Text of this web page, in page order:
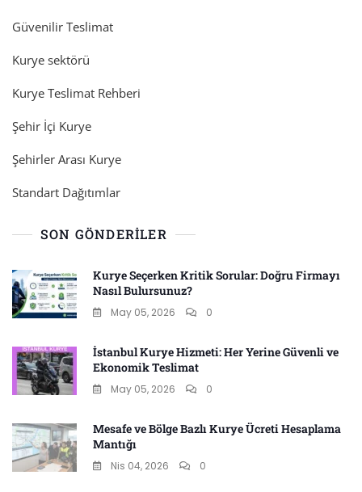
Güvenilir Teslimat
Kurye sektörü
Kurye Teslimat Rehberi
Şehir İçi Kurye
Şehirler Arası Kurye
Standart Dağıtımlar
SON GÖNDERILER
Kurye Seçerken Kritik Sorular: Doğru Firmayı
Nasıl Bulursunuz?
May 05, 2026 0
İstanbul Kurye Hizmeti: Her Yerine Güvenli ve
Ekonomik Teslimat
May 05, 2026 0
Mesafe ve Bölge Bazlı Kurye Ücreti Hesaplama
Mantığı
Nis 04, 2026 0